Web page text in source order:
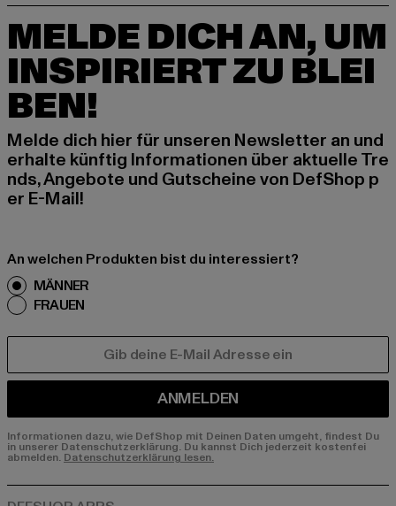
MELDE DICH AN, UM
INSPIRIERT ZU BLEI
BEN!
Melde dich hier für unseren Newsletter an und
erhalte künftig Informationen über aktuelle Tre
nds, Angebote und Gutscheine von DefShop p
er E-Mail!
An welchen Produkten bist du interessiert?
MÄNNER
FRAUEN
ANMELDEN
Informationen dazu, wie DefShop mit Deinen Daten umgeht, findest Du
in unserer Datenschutzerklärung. Du kannst Dich jederzeit kostenfei
abmelden. Datenschutzerklärung lesen.